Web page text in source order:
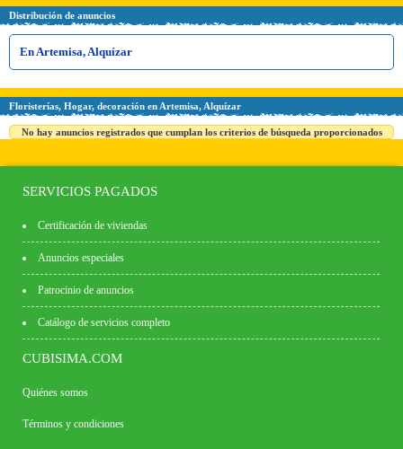
Distribución de anuncios
En Artemisa, Alquízar
Floristerías, Hogar, decoración en Artemisa, Alquízar
No hay anuncios registrados que cumplan los criterios de búsqueda proporcionados
SERVICIOS PAGADOS
Certificación de viviendas
Anuncios especiales
Patrocinio de anuncios
Catálogo de servicios completo
CUBISIMA.COM
Quiénes somos
Términos y condiciones